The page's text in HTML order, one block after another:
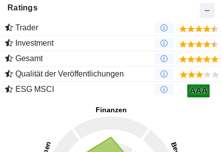
Ratings
Trader
Investment
Gesamt
Qualität der Veröffentlichungen
ESG MSCI
AAA